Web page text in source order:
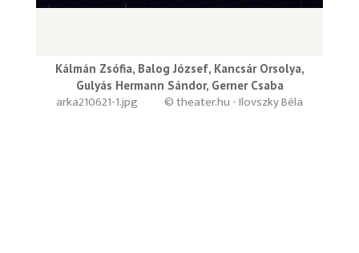
Kálmán Zsófia, Balog József, Kancsár Orsolya,
Gulyás Hermann Sándor, Gerner Csaba
© theater.hu - Ilovszky Béla
arka210621-1.jpg